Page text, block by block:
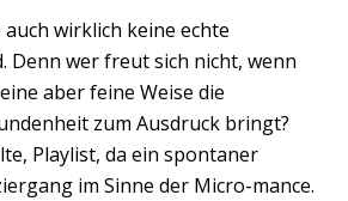
wirklich keine echte
Denn wer freut sich nicht, wenn
aber feine Weise die
zum Ausdruck bringt?
Playlist, da ein spontaner
im Sinne der Micro-mance.